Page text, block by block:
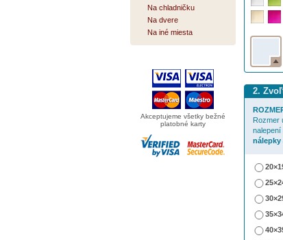
Na chladničku
Na dvere
Na iné miesta
Akceptujeme všetky bežné
platobné karty
2.
Rozmer
nalepení
nálepky